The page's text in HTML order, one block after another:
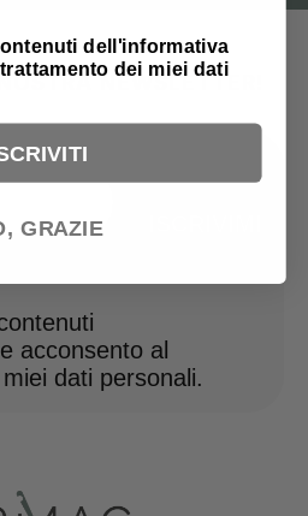
NEWSLETTER!
acconsento al
dati personali.
dell'informativa
dei miei dati
GRAZIE